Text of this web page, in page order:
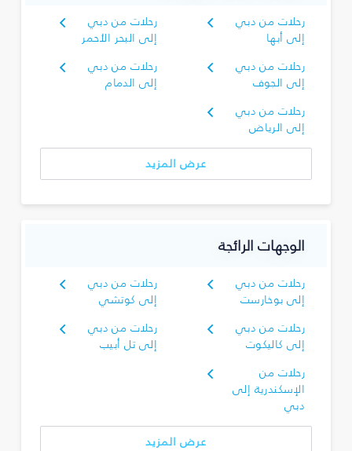
رحلات من دبي
إلى أبها
رحلات من دبي
إلى البحر الأحمر
رحلات من دبي
إلى الجوف
رحلات من دبي
إلى الدمام
رحلات من دبي
إلى الرياض
عرض المزيد
الوجهات الرائجة
رحلات من دبي
إلى بوخارست
رحلات من دبي
إلى كوتشي
رحلات من دبي
إلى كاليكوت
رحلات من دبي
إلى تل أبيب
رحلات من
الإسكندرية إلى
دبي
عرض المزيد